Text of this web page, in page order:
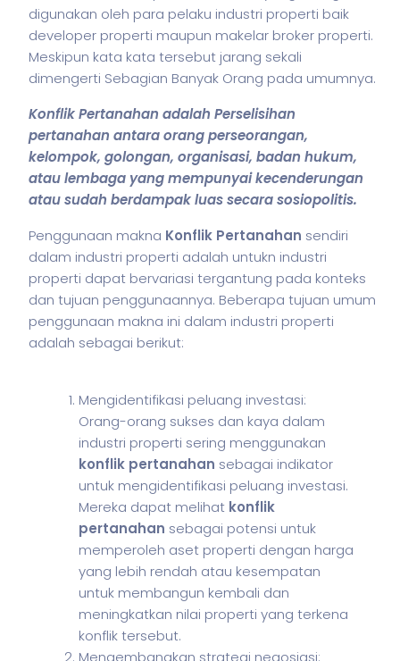
digunakan oleh para pelaku industri properti baik
developer properti maupun makelar broker properti.
Meskipun kata kata tersebut jarang sekali
dimengerti Sebagian Banyak Orang pada umumnya.
Konflik Pertanahan adalah Perselisihan
pertanahan antara orang perseorangan,
kelompok, golongan, organisasi, badan hukum,
atau lembaga yang mempunyai kecenderungan
atau sudah berdampak luas secara sosiopolitis.
Penggunaan makna Konflik Pertanahan sendiri
dalam industri properti adalah untukn industri
properti dapat bervariasi tergantung pada konteks
dan tujuan penggunaannya. Beberapa tujuan umum
penggunaan makna ini dalam industri properti
adalah sebagai berikut:
Mengidentifikasi peluang investasi:
Orang-orang sukses dan kaya dalam
industri properti sering menggunakan
konflik pertanahan sebagai indikator
untuk mengidentifikasi peluang investasi.
Mereka dapat melihat konflik
pertanahan sebagai potensi untuk
memperoleh aset properti dengan harga
yang lebih rendah atau kesempatan
untuk membangun kembali dan
meningkatkan nilai properti yang terkena
konflik tersebut.
Mengembangkan strategi negosiasi: